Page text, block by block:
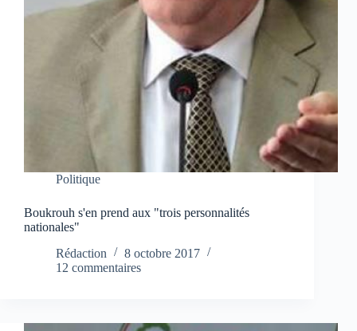
Politique
Boukrouh s'en prend aux "trois personnalités
nationales"
Rédaction
8 octobre 2017
12 commentaires